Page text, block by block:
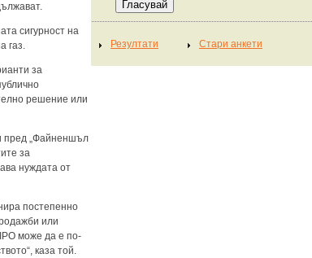
сигурност на
газ.
за
решение или
пред „Файненшъл
за
нуждата от
постепенно
или
може да е по-
каза той.